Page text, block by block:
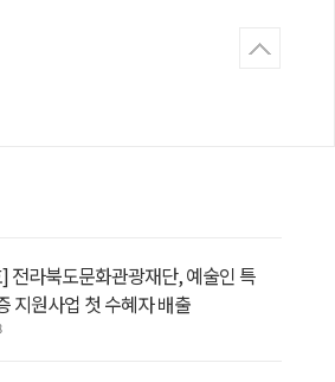
전라북도문화관광재단, 예술인 특
지원사업 첫 수혜자 배출